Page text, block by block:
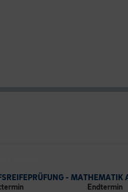
- MATHEMATIK
Endtermin